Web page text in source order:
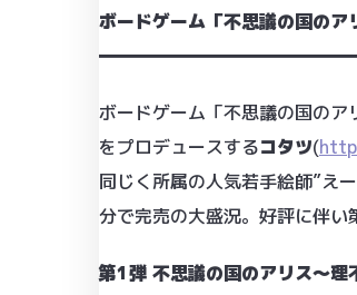
ボードゲーム「不思議の国の
ボードゲーム「不思議の国のア
をプロデュースするコタツ(
同じく所属の人気若手絵師”え
分で完売の大盛況。好評に伴い
第1弾 不思議の国のアリス～理